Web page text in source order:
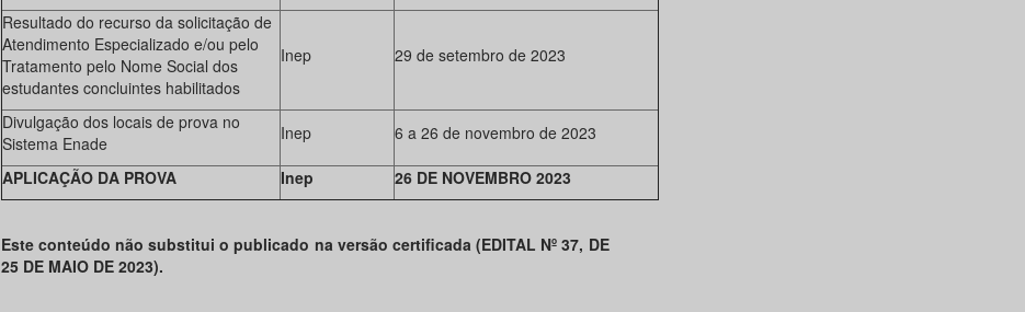
Resultado do recurso da solicitação de
Atendimento Especializado e/ou pelo
Tratamento pelo Nome Social dos
estudantes concluintes habilitados
Inep 29 de setembro de 2023
Divulgação dos locais de prova no
Sistema Enade
Inep 6 a 26 de novembro de 2023
APLICAÇÃO DA PROVA Inep 26 DE NOVEMBRO 2023
Este conteúdo não substitui o publicado na versão certificada (EDITAL Nº 37, DE
25 DE MAIO DE 2023).